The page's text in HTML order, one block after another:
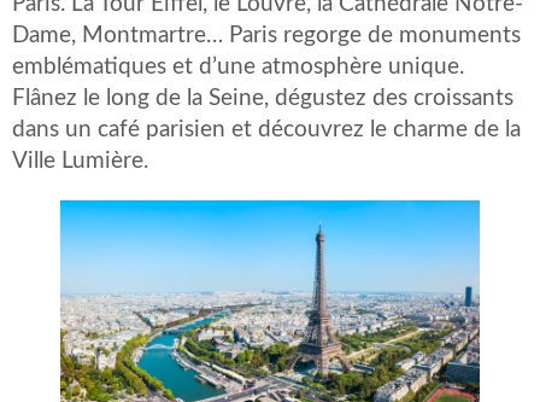
Dame, Montmartre… Paris regorge de monuments
emblématiques et d’une atmosphère unique.
Flânez le long de la Seine, dégustez des croissants
dans un café parisien et découvrez le charme de la
Ville Lumière.